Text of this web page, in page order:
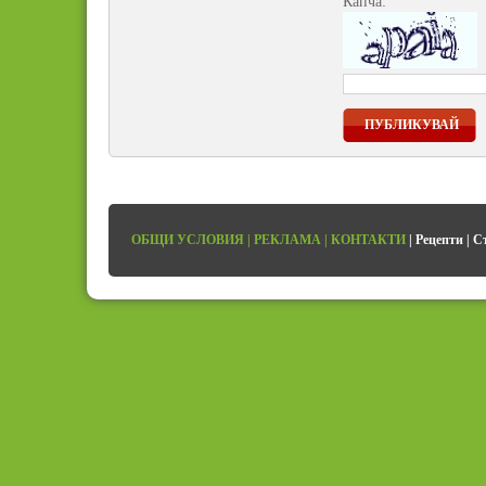
ПУБЛИКУВАЙ
ОБЩИ УСЛОВИЯ | РЕКЛАМА | КОНТАКТИ | Рецепти |